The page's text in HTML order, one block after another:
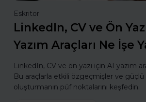
Eskritor
LinkedIn, CV ve Ön
Yazım Araçları Ne İşe
LinkedIn, CV ve ön yazı için AI yazım
Bu araçlarla etkili özgeçmişler ve güçlü
oluşturmanın püf noktalarını keşfedin.